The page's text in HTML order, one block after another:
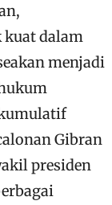
kuat dalam
menjadi
Gibran
presiden